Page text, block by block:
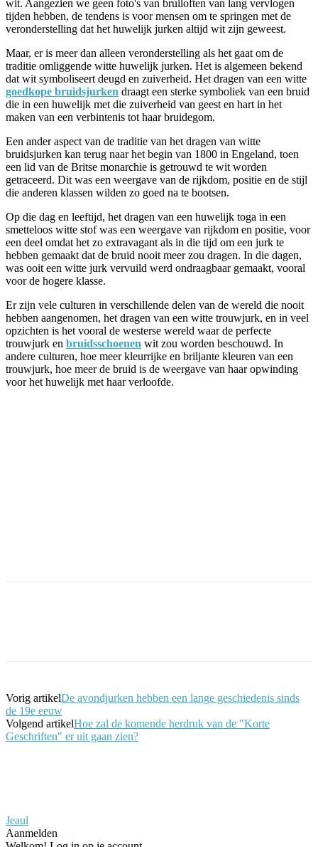
wit. Aangezien we geen foto's van bruiloften van lang vervlogen
tijden hebben, de tendens is voor mensen om te springen met de
veronderstelling dat het huwelijk jurken altijd wit zijn geweest.
Maar, er is meer dan alleen veronderstelling als het gaat om de
traditie omliggende witte huwelijk jurken. Het is algemeen bekend
dat wit symboliseert deugd en zuiverheid. Het dragen van een witte
goedkope bruidsjurken draagt een sterke symboliek van een bruid
die in een huwelijk met die zuiverheid van geest en hart in het
maken van een verbintenis tot haar bruidegom.
Een ander aspect van de traditie van het dragen van witte
bruidsjurken kan terug naar het begin van 1800 in Engeland, toen
een lid van de Britse monarchie is getrouwd te wit worden
getraceerd. Dit was een weergave van de rijkdom, positie en de stijl
die anderen klassen wilden zo goed na te bootsen.
Op die dag en leeftijd, het dragen van een huwelijk toga in een
smetteloos witte stof was een weergave van rijkdom en positie, voor
een deel omdat het zo extravagant als in die tijd om een jurk te
hebben gemaakt dat de bruid nooit meer zou dragen. In die dagen,
was ooit een witte jurk vervuild werd ondraagbaar gemaakt, vooral
voor de hogere klasse.
Er zijn vele culturen in verschillende delen van de wereld die nooit
hebben aangenomen, het dragen van een witte trouwjurk, en in veel
opzichten is het vooral de westerse wereld waar de perfecte
trouwjurk en bruidsschoenen wit zou worden beschouwd. In
andere culturen, hoe meer kleurrijke en briljante kleuren van een
trouwjurk, hoe meer de bruid is de weergave van haar opwinding
voor het huwelijk met haar verloofde.
Vorig artikelDe avondjurken hebben een lange geschiedenis sinds
de 19e eeuw
Volgend artikelHoe zal de komende herdruk van de "Korte
Geschriften" er uit gaan zien?
Jeaul
Aanmelden